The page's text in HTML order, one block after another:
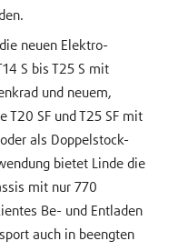
neuen Elektro-
S bis T25 S mit
und neuem,
T20 SF und T25 SF mit
als Doppelstock-
bietet Linde die
mit nur 770
Be- und Entladen
auch in beengten